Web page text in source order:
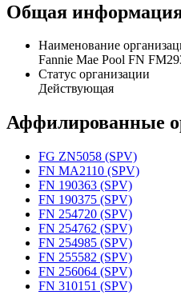
Общая
Наименование
Fannie Mae Pool FN
Статус организации
Действующая
Аффилированные
FG ZN5058 (SPV)
FN MA2110 (SPV)
FN 190363 (SPV)
FN 190375 (SPV)
FN 254720 (SPV)
FN 254762 (SPV)
FN 254985 (SPV)
FN 255582 (SPV)
FN 256064 (SPV)
FN 310151 (SPV)